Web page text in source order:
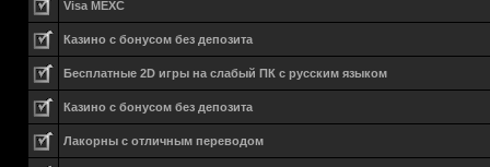
Visa MEXC
Казино с бонусом без депозита
Бесплатные 2D игры на слабый ПК с русским языком
Казино с бонусом без депозита
Лакорны с отличным переводом